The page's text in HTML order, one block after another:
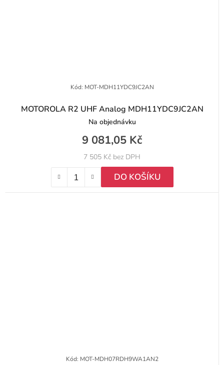
MOTOROLA R2 UHF Analog MDH11YDC9JC2AN
Na objednávku
7 505 Kč bez DPH
9 081,05 Kč
DO KOŠÍKU
Kód: MOT-MDH11YDC9JC2AN
Kód: MOT-MDH07RDH9WA1AN2